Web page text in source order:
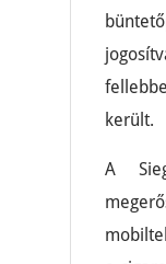
került.
A